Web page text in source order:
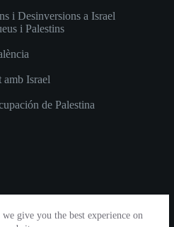
give you the best experience on
i Desinversions a Israel
i Palestins
Israel
de Palestina